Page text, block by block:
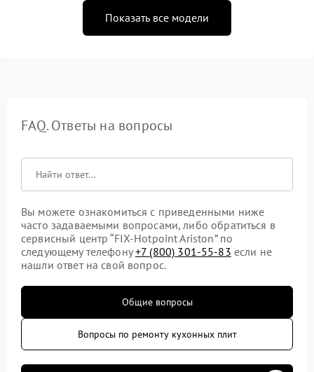
Показать все модели
FAQ. Ответы на вопросы
Вы можете ознакомиться с приведенными ниже
часто задаваемыми вопросами, либо обратиться в
сервисный центр “FIX-Hotpoint Ariston” по
следующему телефону+7 (800) 301-55-83 если не
нашли ответ на свой вопрос.
Общие вопросы
Вопросы по ремонту кухонных плит